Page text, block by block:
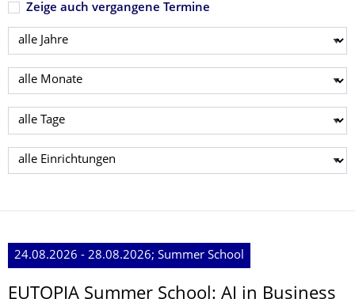
Zeige auch vergangene Termine
Jahr wählen
Monat wählen
Tag wählen
Einrichtung wählen
24.08.2026 - 28.08.2026; Summer School
EUTOPIA Summer School: AI in Business